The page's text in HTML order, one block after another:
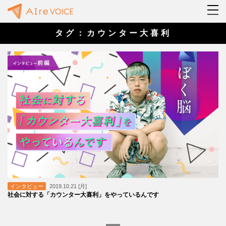
タグ：カウンター大喜利
インタビュー 2019.10.21 [月]
社会に対する「カウンター大喜利」をやっているんです